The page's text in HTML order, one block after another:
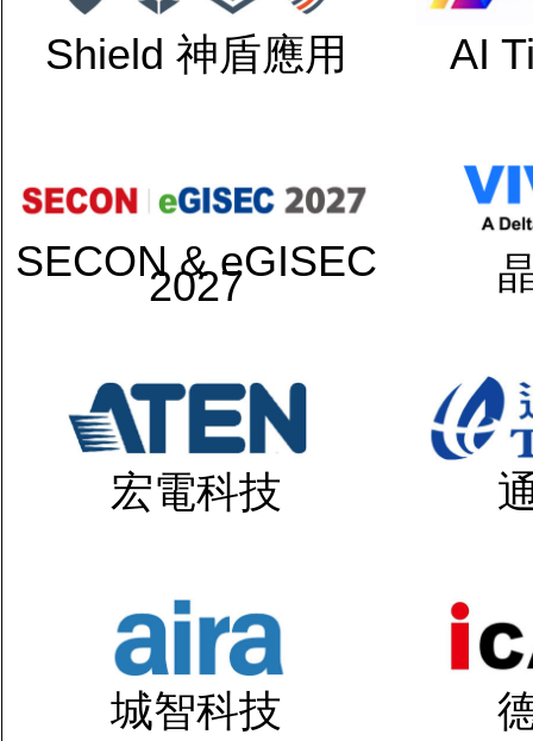
Shield 神盾應用 AI
SECON & eGISEC
2027
宏電科技
城智科技